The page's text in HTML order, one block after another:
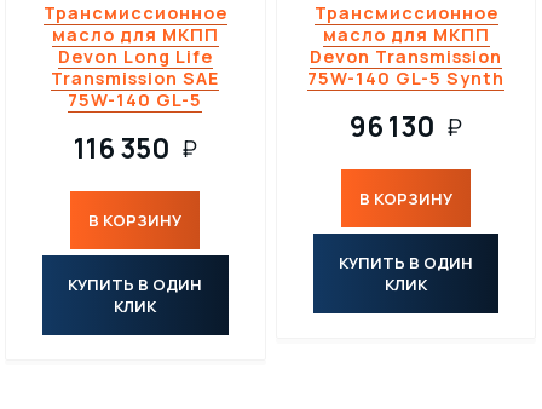
Трансмиссионное
масло для МКПП
Devon Long Life
Transmission SAE
75W-140 GL-5
116 350 ₽
В КОРЗИНУ
КУПИТЬ В ОДИН
КЛИК
Трансмиссионное
масло для МКПП
Devon Transmission
75W-140 GL-5 Synth
96 130 ₽
В КОРЗИНУ
КУПИТЬ В ОДИН
КЛИК